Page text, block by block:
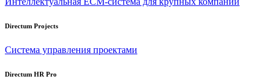
Directum Projects
Система управления проектами
Directum HR Pro